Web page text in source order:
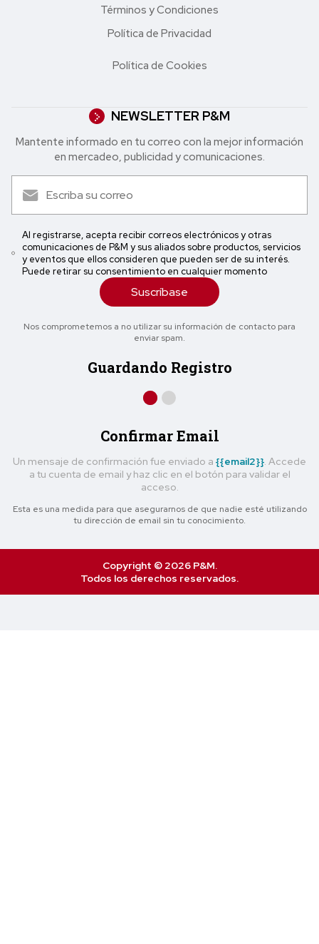
Términos y Condiciones
Política de Privacidad
Política de Cookies
NEWSLETTER P&M
Mantente informado en tu correo con la mejor in formación
en mercadeo, publicidad y comunicaciones.
Al registrarse, acepta recibir correos electrónicos y otras
comunicaciones de P&M y sus aliados sobre productos, servicios
y eventos que ellos consideren que pueden ser de su interés.
Puede retirar su consentimiento en cualquier momento
Suscríbase
Nos comprometemos a no utilizar su información de contacto para
enviar spam.
Guardando Registro
Confirmar Email
Un mensaje de confirmación fue enviado a {{email2}} . Accede
a tu cuenta de email y haz clic en el botón para validar el
acceso.
Esta es una medida para que asegurarnos de que nadie esté utilizando
tu dirección de email sin tu conocimiento.
Copyright © 2026 P&M.
Todos los derechos reservados.